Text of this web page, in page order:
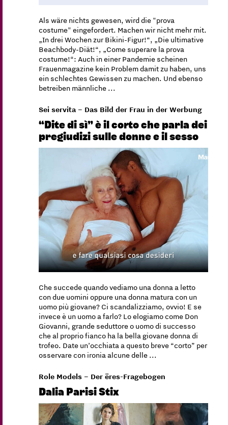
Als wäre nichts gewesen, wird die "prova
costume" eingefordert. Machen wir nicht mehr mit.
„In drei Wochen zur Bikini-Figur!“, „Die ultimative
Beachbody-Diät!“, „Come superare la prova
costume!“: Auch in einer Pandemie scheinen
Frauenmagazine kein Problem damit zu haben, uns
ein schlechtes Gewissen zu machen. Und ebenso
betreiben männliche ...
Sei servita – Das Bild der Frau in der Werbung
“Dite di sì” è il corto che parla dei
pregiudizi sulle donne e il sesso
Che succede quando vediamo una donna a letto
con due uomini oppure una donna matura con un
uomo più giovane? Ci scandalizziamo, ovvio! E se
invece è un uomo a farlo? Lo elogiamo come Don
Giovanni, grande seduttore o uomo di successo
che al proprio fianco ha la bella giovane donna di
trofeo. Date un’occhiata a questo breve “corto” per
osservare con ironia alcune delle ...
Role Models – Der ëres-Fragebogen
Dalia Parisi Stix